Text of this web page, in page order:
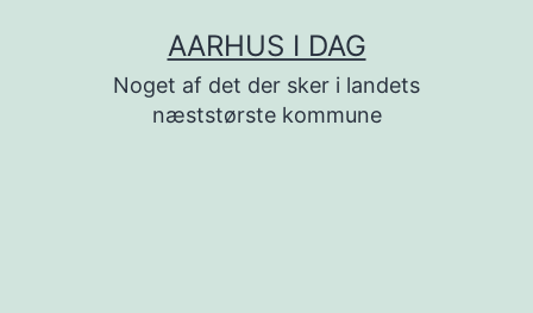
AARHUS I DAG
Noget af det der sker i landets
næststørste kommune